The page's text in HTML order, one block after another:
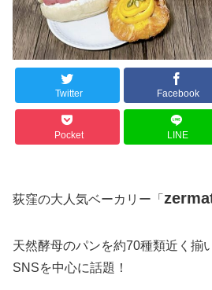
Twitter Facebook
Pocket LINE
荻窪の大人気ベーカリー「
天然酵母のパンを約70種類近く揃
SNSを中心に話題！